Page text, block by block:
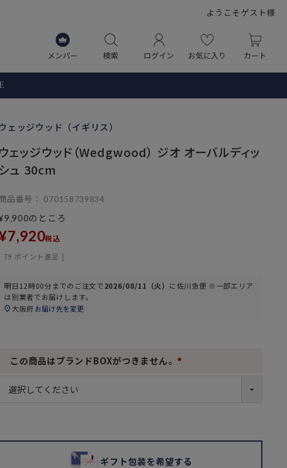
ようこそゲスト様
メンバー 検索 ログイン お気に入り カート
ウェッジウッド（イギリス）
ウェッジウッド（Wedgwood） ジオ オーバルディッ
シュ 30cm
品番号 070158739834
9,900のところ
7,920税込
79 ポイント進呈 ]
明日 12時00分までのご注文で2026/08/11（火） に佐川急便 ※一部エリア
は別業者でお届けします。
大阪府お届け先を変更
この商品はブランドBOXがつきません。
ギフト包装を希望する